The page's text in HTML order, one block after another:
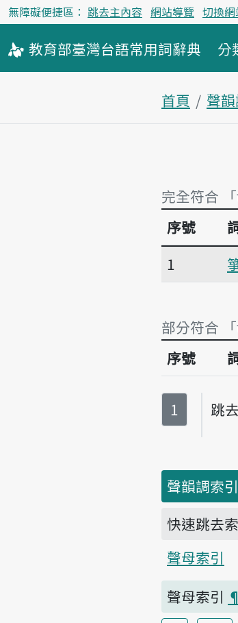
無障礙便捷區： 跳去主內容 網站導覽 切換
教育部臺灣台語常用詞辭典 分
首頁 聲
完全符合
完全符合
序號
1
部分符合
序號
第
1 跳
頁碼
聲韻調索引
快速跳去
聲母索引
聲母索引 ¶